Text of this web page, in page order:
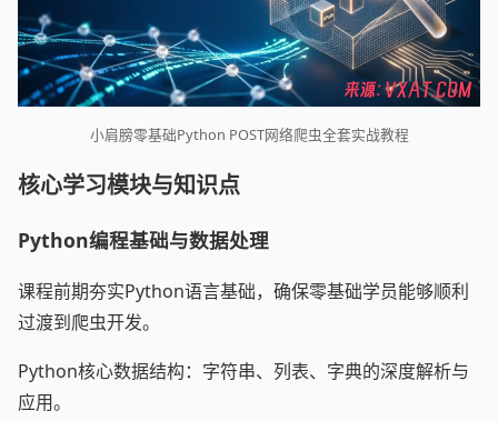
小肩膀零基础Python POST网络爬虫全套实战教程
核心学习模块与知识点
Python编程基础与数据处理
课程前期夯实Python语言基础，确保零基础学员能够顺利
过渡到爬虫开发。
Python核心数据结构：字符串、列表、字典的深度解析与
应用。